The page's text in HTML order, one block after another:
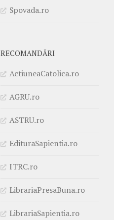
Spovada.ro
RECOMANDĂRI
ActiuneaCatolica.ro
AGRU.ro
ASTRU.ro
EdituraSapientia.ro
ITRC.ro
LibrariaPresaBuna.ro
LibrariaSapientia.ro